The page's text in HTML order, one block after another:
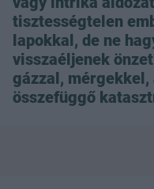
tisztességtelen
lapokkal, de ne
visszaéljenek
gázzal,
összefüggő